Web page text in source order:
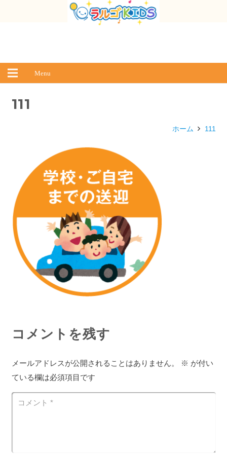
Menu
111
ホーム 111
コメントを残す
メールアドレスが公開されることはありません。 ※ が付い
ている欄は必須項目です